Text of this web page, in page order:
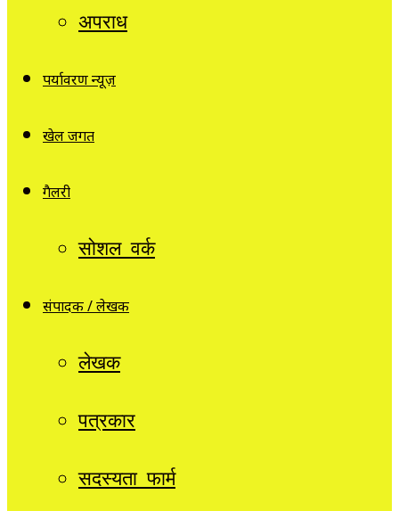
अपराध
पर्यावरण न्यूज़
खेल जगत
गैलरी
सोशल वर्क
संपादक / लेखक
लेखक
पत्रकार
सदस्यता फार्म